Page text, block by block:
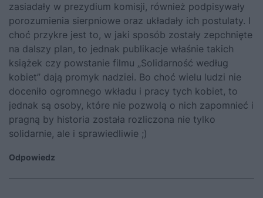
zasiadały w prezydium komisji, również podpisywały
porozumienia sierpniowe oraz układały ich postulaty. I
choć przykre jest to, w jaki sposób zostały zepchnięte
na dalszy plan, to jednak publikacje właśnie takich
książek czy powstanie filmu „Solidarność według
kobiet” dają promyk nadziei. Bo choć wielu ludzi nie
doceniło ogromnego wkładu i pracy tych kobiet, to
jednak są osoby, które nie pozwolą o nich zapomnieć i
pragną by historia została rozliczona nie tylko
solidarnie, ale i sprawiedliwie ;)
Odpowiedz